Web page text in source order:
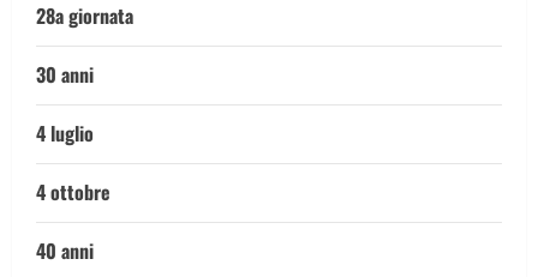
28a giornata
30 anni
4 luglio
4 ottobre
40 anni